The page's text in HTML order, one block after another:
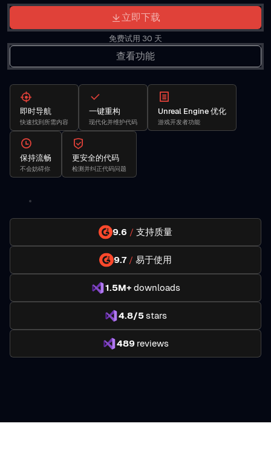
立即下载
免费试用 30 天
查看功能
即时导航
快速找到所需内容
一键重构
现代化并维护代码
Unreal Engine 优化
游戏开发者功能
保持流畅
不会妨碍你
更安全的代码
检测并纠正代码问题
9.6 / 支持质量
9.7 / 易于使用
1.5M+ downloads
4.8/5stars
489 reviews